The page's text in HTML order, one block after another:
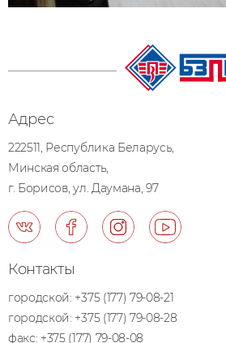
Адрес
222511, Республика Беларусь,
Минская область,
г. Борисов, ул. Даумана, 97
Контакты
городской: +375 (177) 79-08-21
городской: +375 (177) 79-08-28
факс: +375 (177) 79-08-08